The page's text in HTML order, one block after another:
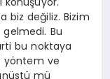
biz değiliz. Bizim
Bu
bu noktaya
yöntem ve
mü